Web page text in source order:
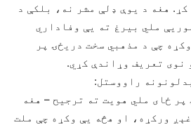
هغه د یوې ډلې مشر نه، بلکې د
ملي بیرغ ته یې وفاداري
چې د مذهبي سخت دریځۍ پر
نوی تعریف وړاندې کړي.
راووستل:
پر ځای ملي هویت ته ترجیح – هغه
ورکړه، او هڅه یې وکړه چې ملت